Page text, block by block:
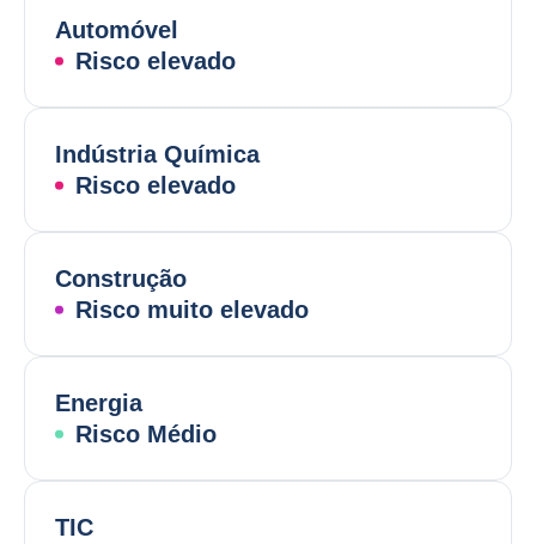
Automóvel
Risco elevado
Indústria Química
Risco elevado
Construção
Risco muito elevado
Energia
Risco Médio
TIC